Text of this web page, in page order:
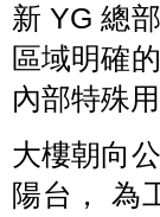
新 YG 總
區域明確
內部特殊
大樓朝向
陽台， 為